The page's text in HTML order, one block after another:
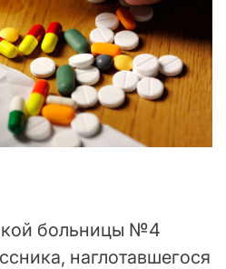
больницы №4
наглотавшегося